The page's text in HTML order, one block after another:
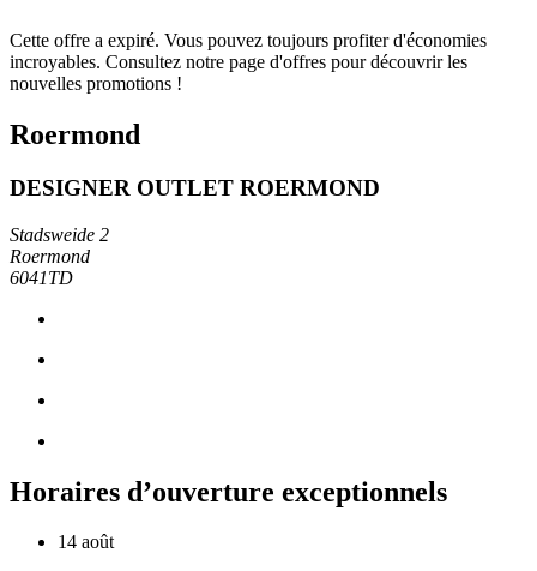
Cette offre a expiré. Vous pouvez toujours profiter d'économies
incroyables. Consultez notre page d'offres pour découvrir les
nouvelles promotions !
Roermond
DESIGNER OUTLET ROERMOND
Stadsweide 2
Roermond
6041TD
Horaires d’ouverture exceptionnels
14 août